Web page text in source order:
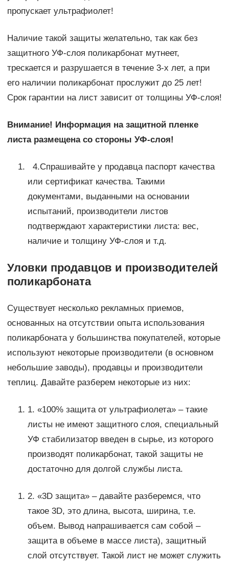
пропускает ультрафиолет!
Наличие такой защиты желательно, так как без
защитного УФ-слоя поликарбонат мутнеет,
трескается и разрушается в течение 3-х лет, а при
его наличии поликарбонат прослужит до 25 лет!
Срок гарантии на лист зависит от толщины УФ-слоя!
Внимание! Информация на защитной пленке
листа размещена со стороны УФ-слоя!
4.Спрашивайте у продавца паспорт качества
или сертификат качества. Такими
документами, выданными на основании
испытаний, производители листов
подтверждают характеристики листа: вес,
наличие и толщину УФ-слоя и т.д.
Уловки продавцов и производителей
поликарбоната
Существует несколько рекламных приемов,
основанных на отсутствии опыта использования
поликарбоната у большинства покупателей, которые
используют некоторые производители (в основном
небольшие заводы), продавцы и производители
теплиц. Давайте разберем некоторые из них:
1. «100% защита от ультрафиолета» – такие
листы не имеют защитного слоя, специальный
УФ стабилизатор введен в сырье, из которого
производят поликарбонат, такой защиты не
достаточно для долгой службы листа.
2. «3D защита» – давайте разберемся, что
такое 3D, это длина, высота, ширина, т.е.
объем. Вывод напрашивается сам собой –
защита в объеме в массе листа), защитный
слой отсутствует. Такой лист не может служить